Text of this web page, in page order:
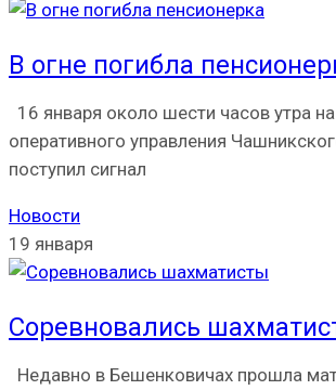
В огне погибла
16 января около шести часов утра
оперативного управления
поступил сигнал
Новости
19 января
Соревновались
Недавно в Бешенковичах прошла